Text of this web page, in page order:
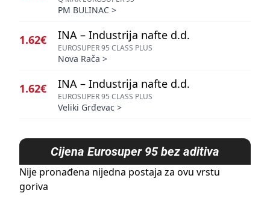
PM BULINAC >
1.62€ INA – Industrija nafte d.d.
EUROSUPER 95 CLASS PLUS
Nova Rača >
1.62€ INA – Industrija nafte d.d.
EUROSUPER 95 CLASS PLUS
Veliki Grđevac >
Cijena Eurosuper 95 bez aditiva
Nije pronađena nijedna postaja za ovu vrstu
goriva